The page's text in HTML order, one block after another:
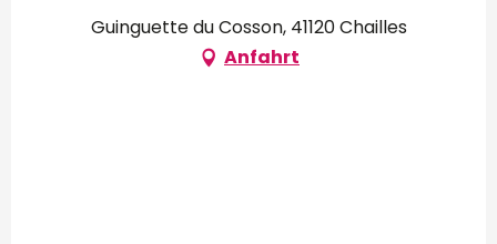
Guinguette du Cosson, 41120 Chailles
Anfahrt